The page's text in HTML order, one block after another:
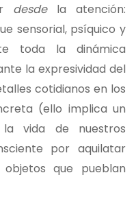
desde la atención:
sensorial, psíquico y
toda la dinámica
la expresividad del
cotidianos en los
(ello implica un
la vida de nuestros
por aquilatar
que pueblan